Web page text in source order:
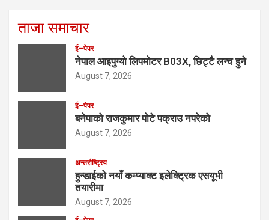
ताजा समाचार
ई–पेपर
नेपाल आइपुग्यो लिपमोटर B03X, छिट्टै लन्च हुने
August 7, 2026
ई–पेपर
बनेपाको राजकुमार पोटे पक्राउ नपरेको
August 7, 2026
अन्तर्राष्ट्रिय
हुन्डाईको नयाँ कम्प्याक्ट इलेक्ट्रिक एसयूभी
तयारीमा
August 7, 2026